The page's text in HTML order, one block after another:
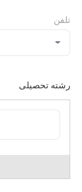
تلفن
رشته تحصیلی